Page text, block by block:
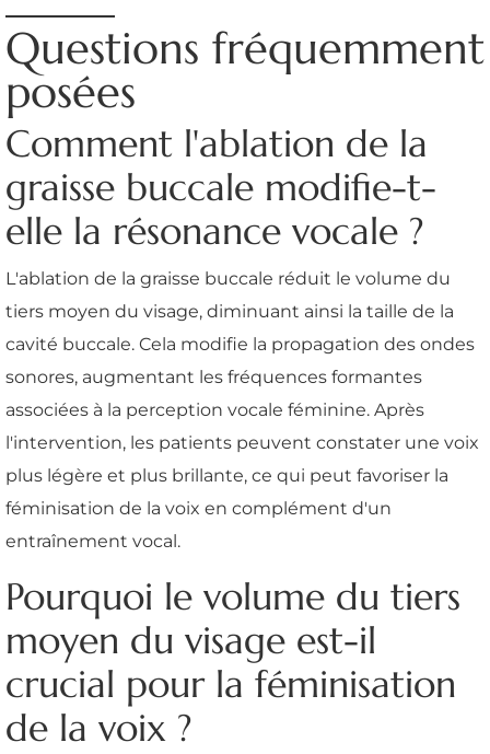
Questions fréquemment
posées
Comment l'ablation de la
graisse buccale modifie-t-
elle la résonance vocale ?
L'ablation de la graisse buccale réduit le volume du
tiers moyen du visage, diminuant ainsi la taille de la
cavité buccale. Cela modifie la propagation des ondes
sonores, augmentant les fréquences formantes
associées à la perception vocale féminine. Après
l'intervention, les patients peuvent constater une voix
plus légère et plus brillante, ce qui peut favoriser la
féminisation de la voix en complément d'un
entraînement vocal.
Pourquoi le volume du tiers
moyen du visage est-il
crucial pour la féminisation
de la voix ?